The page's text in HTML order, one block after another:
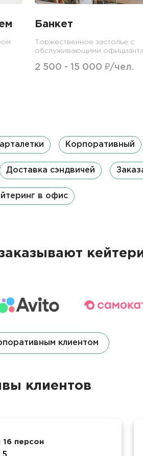
Банкет
Торжественное застолье с
обслуживающими
2 500 - 15 000 ₽/чел.
Корпоративный
Доставка сэндвичей
в офис
клиентом
клиентов
16 персон